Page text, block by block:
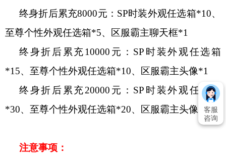
终身折后累充8000元：SP时装外观任选箱*10、
至尊个性外观任选箱*5、区服霸主聊天框*1
终身折后累充10000元：SP时装外观任选箱
*15、至尊个性外观任选箱*10、区服霸主头像*1
终身折后累充20000元：SP时装外观任选箱
*30、至尊个性外观任选箱*20、区服霸主头像框*1
注意事项：
客服
咨询